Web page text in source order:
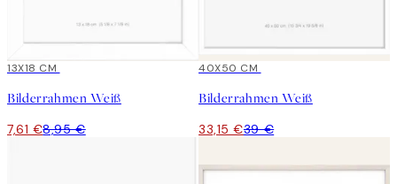
15%*
13X18 CM
Bilderrahmen Weiß
7,61 €8,95 €
15%*
40X50 CM
Bilderrahmen Weiß
33,15 €39 €